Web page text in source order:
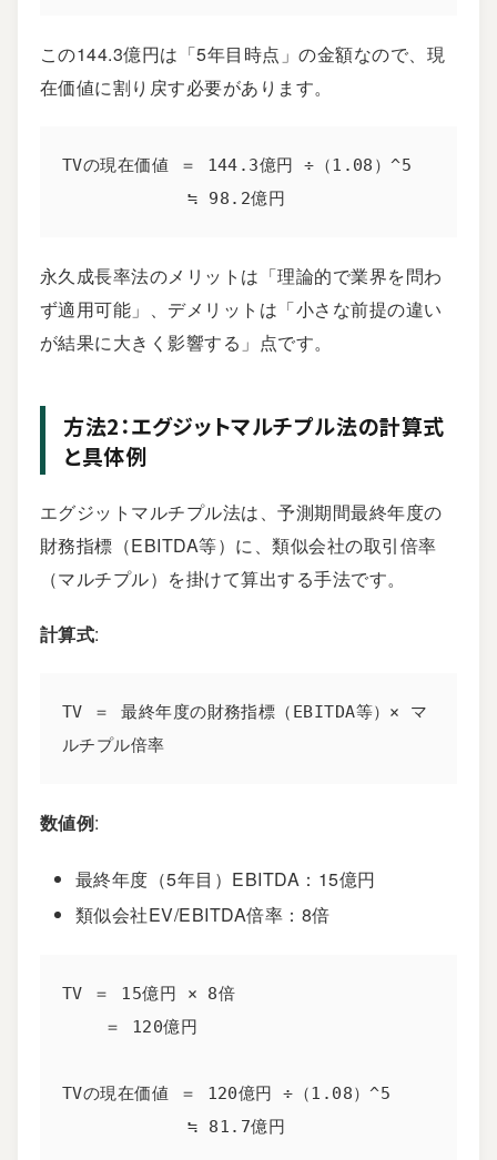
この144.3億円は「5年目時点」の金額なので、現
在価値に割り戻す必要があります。
TVの現在価値 ＝ 144.3億円 ÷（1.08）^5
            ≒ 98.2億円
永久成長率法のメリットは「理論的で業界を問わ
ず適用可能」、デメリットは「小さな前提の違い
が結果に大きく影響する」点です。
方法2：エグジットマルチプル法の計算式
と具体例
エグジットマルチプル法は、予測期間最終年度の
財務指標（EBITDA等）に、類似会社の取引倍率
（マルチプル）を掛けて算出する手法です。
計算式:
TV ＝ 最終年度の財務指標（EBITDA等）× マ
ルチプル倍率
数値例:
最終年度（5年目）EBITDA：15億円
類似会社EV/EBITDA倍率：8倍
TV ＝ 15億円 × 8倍
TVの現在価値 ＝ 120億円 ÷（1.08）^5
            ≒ 81.7億円